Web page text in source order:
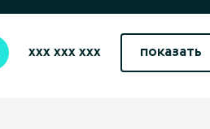
xxx xxx xxx показать